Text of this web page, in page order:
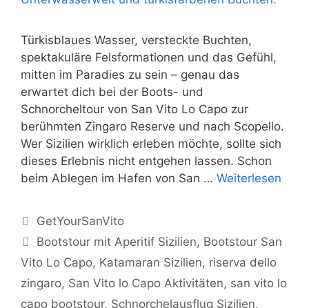
Türkisblaues Wasser, versteckte Buchten,
spektakuläre Felsformationen und das Gefühl,
mitten im Paradies zu sein – genau das
erwartet dich bei der Boots- und
Schnorcheltour von San Vito Lo Capo zur
berühmten Zingaro Reserve und nach Scopello.
Wer Sizilien wirklich erleben möchte, sollte sich
dieses Erlebnis nicht entgehen lassen. Schon
beim Ablegen im Hafen von San … Weiterlesen
Kategorien
GetYourSanVito
Schlagwörter
Bootstour mit Aperitif Sizilien, Bootstour San
Vito Lo Capo, Katamaran Sizilien, riserva dello
zingaro, San Vito lo Capo Aktivitäten, san vito lo
capo bootstour, Schnorchelausflug Sizilien,